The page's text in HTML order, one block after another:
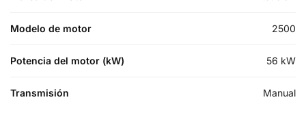
Modelo de motor 2500
Potencia del motor (kW) 56 kW
Transmisión Manual